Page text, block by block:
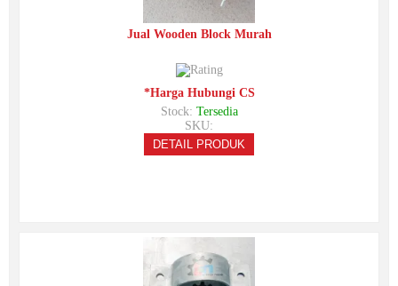
Jual Wooden Block Murah
*Harga Hubungi CS
Stock: Tersedia
SKU:
DETAIL PRODUK